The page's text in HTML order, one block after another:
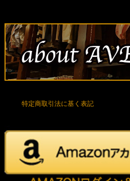
特定商取引法に基く表記